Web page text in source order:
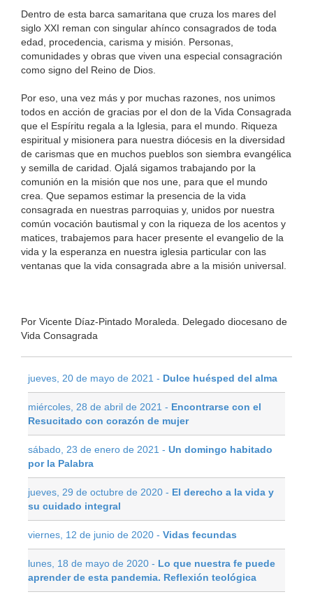
Dentro de esta barca samaritana que cruza los mares del
siglo XXI reman con singular ahínco consagrados de toda
edad, procedencia, carisma y misión. Personas,
comunidades y obras que viven una especial consagración
como signo del Reino de Dios.
Por eso, una vez más y por muchas razones, nos unimos
todos en acción de gracias por el don de la Vida Consagrada
que el Espíritu regala a la Iglesia, para el mundo. Riqueza
espiritual y misionera para nuestra diócesis en la diversidad
de carismas que en muchos pueblos son siembra evangélica
y semilla de caridad. Ojalá sigamos trabajando por la
comunión en la misión que nos une, para que el mundo
crea. Que sepamos estimar la presencia de la vida
consagrada en nuestras parroquias y, unidos por nuestra
común vocación bautismal y con la riqueza de los acentos y
matices, trabajemos para hacer presente el evangelio de la
vida y la esperanza en nuestra iglesia particular con las
ventanas que la vida consagrada abre a la misión universal.
Por Vicente Díaz-Pintado Moraleda. Delegado diocesano de
Vida Consagrada
jueves, 20 de mayo de 2021 - Dulce huésped del alma
miércoles, 28 de abril de 2021 - Encontrarse con el
Resucitado con corazón de mujer
sábado, 23 de enero de 2021 - Un domingo habitado
por la Palabra
jueves, 29 de octubre de 2020 - El derecho a la vida y
su cuidado integral
viernes, 12 de junio de 2020 - Vidas fecundas
lunes, 18 de mayo de 2020 - Lo que nuestra fe puede
aprender de esta pandemia. Reflexión teológica